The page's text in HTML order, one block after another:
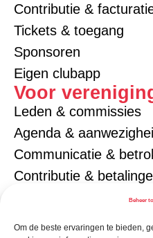
Beheer
Om de beste ervaringen te bieden,
Contributie &
Tickets & toegang
Sponsoren
Eigen clubapp
Voor
Leden & commissies
Agenda &
Communicatie &
Contributie &